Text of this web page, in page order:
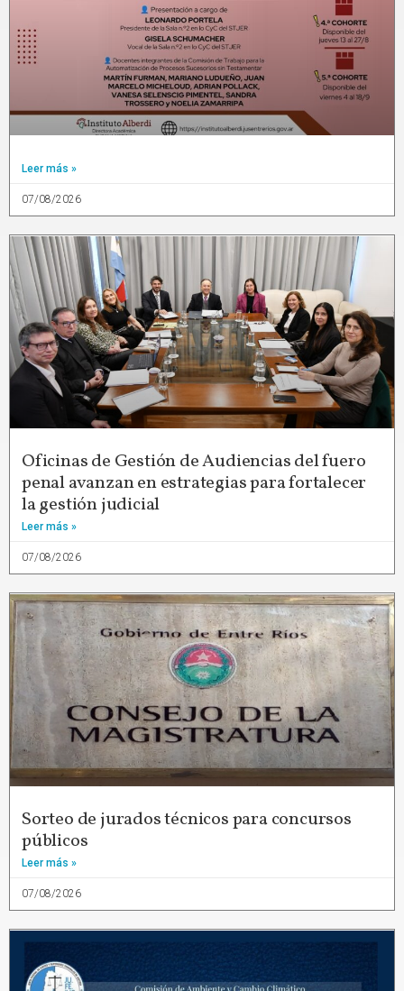
Leer más »
07/08/2026
Oficinas de Gestión de Audiencias del fuero
penal avanzan en estrategias para fortalecer
la gestión judicial
Leer más »
07/08/2026
Sorteo de jurados técnicos para concursos
públicos
Leer más »
07/08/2026